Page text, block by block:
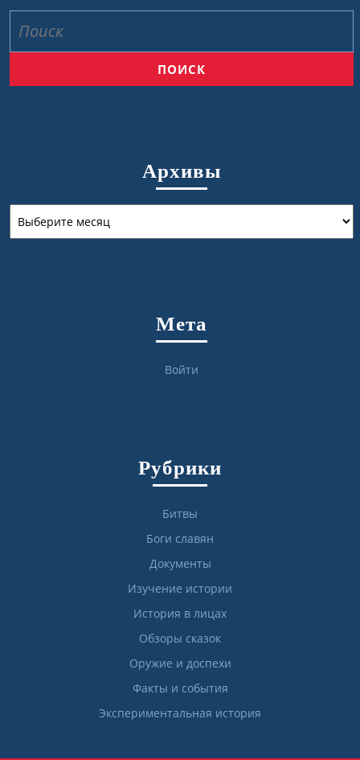
Архивы
Мета
Войти
Рубрики
Битвы
Боги славян
Документы
Изучение истории
История в лицах
Обзоры сказок
Оружие и доспехи
Факты и события
Экспериментальная история